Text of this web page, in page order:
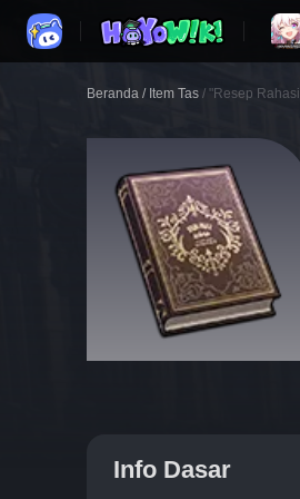
Beranda / Item Tas / "Resep
Info Dasar